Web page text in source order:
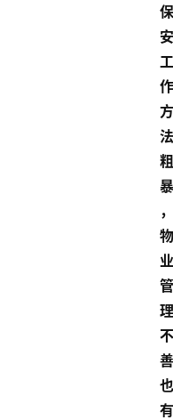
保
安
工
作
方
法
粗
暴
，
物
业
管
理
不
善
也
有